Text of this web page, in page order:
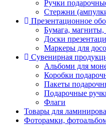
Ручки
Стержни
Презентационное
Бумага, магниты,
Доски
Маркеры для
Сувенирная
Альбоми для
Коробки
Пакеты
Подарочные
Флаги
Товары для
Фоторамки,